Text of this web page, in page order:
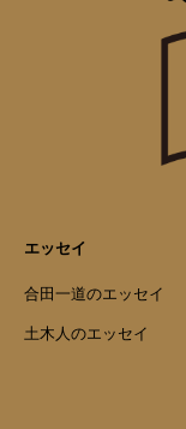
エッセイ
合田一道のエッセイ
土木人のエッセイ